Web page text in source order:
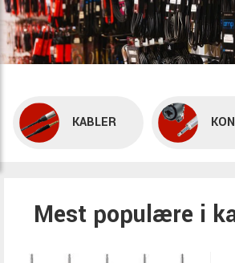
KABLER
Mest populære i